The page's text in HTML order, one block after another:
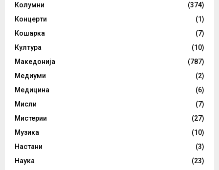
Колумни
(374)
Концерти
(1)
Кошарка
(7)
Култура
(10)
Македонија
(787)
Медиуми
(2)
Медицина
(6)
Мисли
(7)
Мистерии
(27)
Музика
(10)
Настани
(3)
Наука
(23)